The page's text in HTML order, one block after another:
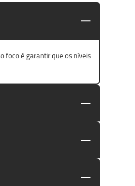
foco é garantir que os níveis